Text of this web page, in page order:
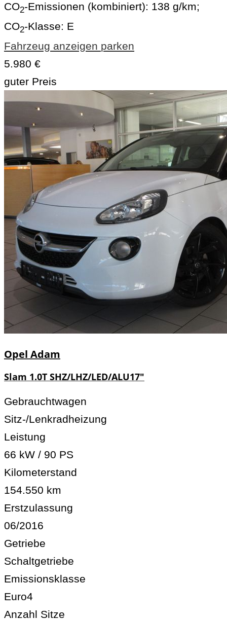
CO2-Emissionen (kombiniert): 138 g/km;
CO2-Klasse: E
Fahrzeug anzeigen parken
5.980 €
guter Preis
Opel Adam
Slam 1.0T SHZ/LHZ/LED/ALU17"
Gebrauchtwagen
Sitz-/Lenkradheizung
Leistung
66 kW / 90 PS
Kilometerstand
154.550 km
Erstzulassung
06/2016
Getriebe
Schaltgetriebe
Emissionsklasse
Euro4
Anzahl Sitze